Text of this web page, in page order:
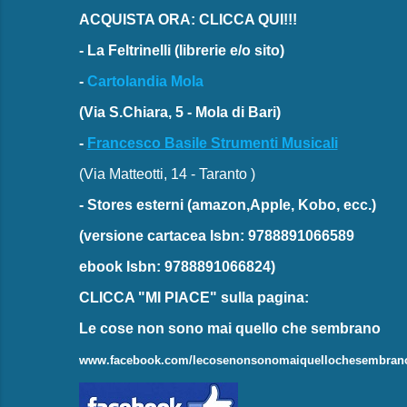
ACQUISTA ORA: CLICCA QUI!!!
- La Feltrinelli(librerie e/o sito)
- Cartolandia Mola
(Via S.Chiara, 5 - Mola di Bari)
- Francesco Basile Strumenti Musicali
(Via Matteotti, 14 - Taranto )
- Stores esterni(amazon,Apple, Kobo, ecc.)
(versione cartacea Isbn: 9788891066589
ebook Isbn: 9788891066824)
CLICCA "MI PIACE" sulla pagina:
Le cose non sono mai quello che sembrano
www.facebook.com/